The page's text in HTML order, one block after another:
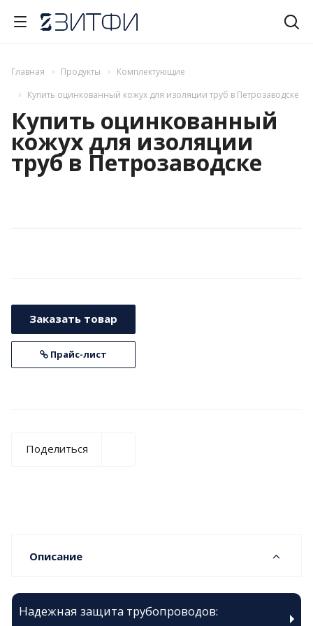
Главная Продукты
Комплектующие
Купить оцинкованный кожух для изоляции труб в Петрозаводске
Купить оцинкованный
кожух для изоляции
труб в Петрозаводске
Заказать товар
Прайс-лист
Поделиться
Описание
Надежная защита трубопроводов: